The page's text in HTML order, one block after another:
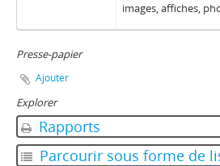
images, affiches,
Presse-papier
Ajouter
Explorer
Rapports
Parcourir sous forme de